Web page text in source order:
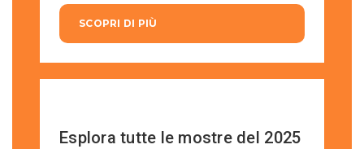
SCOPRI DI PIÙ
Esplora tutte le mostre del 2025